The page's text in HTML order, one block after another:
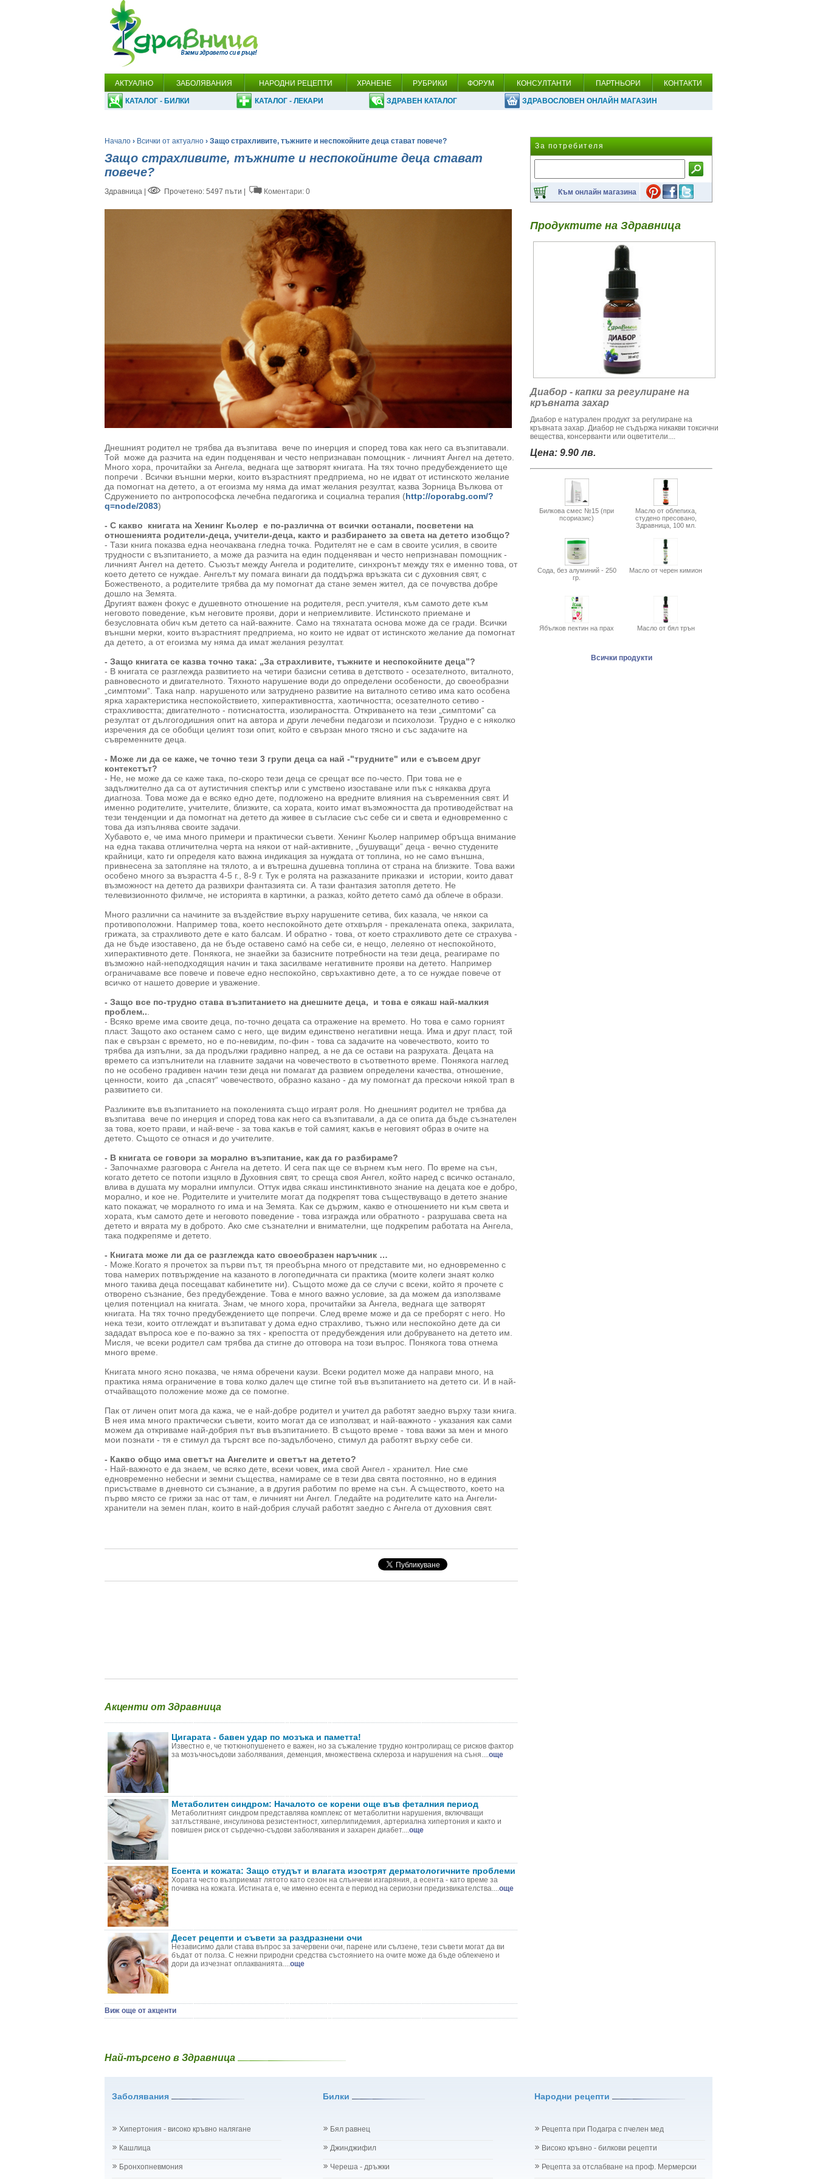
АКТУАЛНО ЗАБОЛЯВАНИЯ НАРОДНИ РЕЦЕПТИ ХРАНЕНЕ РУБРИКИ ФОРУМ КОНСУЛТАНТИ ПАРТНЬОРИ КОНТАКТИ
КАТАЛОГ - БИЛКИ КАТАЛОГ - ЛЕКАРИ ЗДРАВЕН КАТАЛОГ ЗДРАВОСЛОВЕН ОНЛАЙН МАГАЗИН
Начало › Всички от актуално › Защо страхливите, тъжните и неспокойните деца стават повече?
Защо страхливите, тъжните и неспокойните деца стават
повече?
Здравница Прочетено: 5497 пъти | Коментари: 0
Днешният родител не трябва да възпитава вече по инерция и според това как него са възпитавали.
Той може да разчита на един подценяван и често непризнаван помощник - личният Ангел на детето.
Много хора, прочитайки за Ангела, веднага ще затворят книгата. На тях точно предубеждението ще
попречи . Всички външни мерки, които възрастният предприема, но не идват от истинското желание
да помогнат на детето, а от егоизма му няма да имат желания резултат, казва Зорница Вълкова от
Сдружението по антропософска лечебна педагогика и социална терапия (http://oporabg.com/?
q=node/2083)
- С какво книгата на Хенинг Кьолер е по-различна от всички останали, посветени на
отношенията родители-деца, учители-деца, както и разбирането за света на детето изобщо?
- Тази книга показва една неочаквана гледна точка. Родителят не е сам в своите усилия, в своите
трудности с възпитанието, а може да разчита на един подценяван и често непризнаван помощник -
личният Ангел на детето. Съюзът между Ангела и родителите, синхронът между тях е именно това, от
което детето се нуждае. Ангелът му помага винаги да поддържа връзката си с духовния свят, с
Божественото, а родителите трябва да му помогнат да стане земен жител, да се почувства добре
дошло на Земята.
Другият важен фокус е душевното отношение на родителя, респ.учителя, към самото дете към
неговото поведение, към неговите прояви, дори и неприемливите. Истинското приемане и
безусловната обич към детето са най-важните. Само на тяхнатата основа може да се гради. Всички
външни мерки, които възрастният предприема, но които не идват от истинското желание да помогнат
да детето, а от егоизма му няма да имат желания резултат.
- Защо книгата се казва точно така: „За страхливите, тъжните и неспокойните деца”?
- В книгата се разглежда развитието на четири базисни сетива в детството - осезателното, виталното,
равновесното и двигателното. Тяхното нарушение води до определени особености, до своеобразни
„симптоми“. Така напр. нарушеното или затруднено развитие на виталното сетиво има като особена
ярка характеристика неспокойствието, хиперактивността, хаотичността; осезателното сетиво -
страхливостта; двигателното - потиснатостта, изолираността. Откриването на тези „симптоми“ са
резултат от дългогодишния опит на автора и други лечебни педагози и психолози. Трудно е с няколко
изречения да се обобщи целият този опит, който е свързан много тясно и със задачите на
съвременните деца.
- Може ли да се каже, че точно тези 3 групи деца са най -"трудните" или е съвсем друг
контекстът?
- Не, не може да се каже така, по-скоро тези деца се срещат все по-често. При това не е
задължително да са от аутистичния спектър или с умствено изоставане или пък с някаква друга
диагноза. Това може да е всяко едно дете, подложено на вредните влияния на съвременния свят. И
именно родителите, учителите, близките, са хората, които имат възможността да противодействат на
тези тенденции и да помогнат на детето да живее в съгласие със себе си и света и едновременно с
това да изпълнява своите задачи.
Хубавото е, че има много примери и практически съвети. Хенинг Кьолер например обръща внимание
на една такава отличителна черта на някои от най-активните, „бушуващи“ деца - вечно студените
крайници, като ги определя като важна индикация за нуждата от топлина, но не само външна,
привнесена за затопляне на тялото, а и вътрешна душевна топлина от страна на близките. Това важи
особено много за възрастта 4-5 г., 8-9 г. Тук е ролята на разказаните приказки и истории, които дават
възможност на детето да развихри фантазията си. А тази фантазия затопля детето. Не
телевизионното филмче, не историята в картинки, а разказ, който детето самó да облече в образи.
Много различни са начините за въздействие върху нарушените сетива, бих казала, че някои са
противоположни. Например това, което неспокойното дете отхвърля - прекалената опека, закрилата,
грижата, за страхливото дете е като балсам. И обратно - това, от което страхливото дете се страхува -
да не бъде изоставено, да не бъде оставено самó на себе си, е нещо, лелеяно от неспокойното,
хиперактивното дете. Понякога, не знаейки за базисните потребности на тези деца, реагираме по
възможно най-неподходящия начин и така засилваме негативните прояви на детето. Например
ограничаваме все повече и повече едно неспокойно, свръхактивно дете, а то се нуждае повече от
всичко от нашето доверие и уважение.
- Защо все по-трудно става възпитанието на днешните деца, и това е сякаш най-малкия
проблем..
- Всяко време има своите деца, по-точно децата са отражение на времето. Но това е само горният
пласт. Защото ако останем само с него, ще видим единствено негативни неща. Има и друг пласт, той
пак е свързан с времето, но е по-невидим, по-фин - това са задачите на човечеството, които то
трябва да изпълни, за да продължи градивно напред, а не да се остави на разрухата. Децата на
времето са изпълнители на главните задачи на човечеството в съответното време. Понякога наглед
по не особено градивен начин тези деца ни помагат да развием определени качества, отношение,
ценности, които да „спасят“ човечеството, образно казано - да му помогнат да прескочи някой трап в
развитието си.
Разликите във възпитанието на поколенията също играят роля. Но днешният родител не трябва да
възпитава вече по инерция и според това как него са възпитавали, а да се опита да бъде съзнателен
за това, което прави, и най-вече - за това какъв е той самият, какъв е неговият образ в очите на
детето. Същото се отнася и до учителите.
- В книгата се говори за морално възпитание, как да го разбираме?
- Започнахме разговора с Ангела на детето. И сега пак ще се върнем към него. По време на сън,
когато детето се потопи изцяло в Духовния свят, то среща своя Ангел, който наред с всичко останало,
влива в душата му морални импулси. Оттук идва сякаш инстинктивното знание на децата кое е добро,
морално, и кое не. Родителите и учителите могат да подкрепят това съществуващо в детето знание
като покажат, че моралното го има и на Земята. Как се държим, какво е отношението ни към света и
хората, към самото дете и неговото поведение - това изгражда или обратното - разрушава света на
детето и вярата му в доброто. Ако сме съзнателни и внимателни, ще подкрепим работата на Ангела,
така подкрепяме и детето.
- Книгата може ли да се разглежда като своеобразен наръчник …
- Може.Когато я прочетох за първи път, тя преобърна много от представите ми, но едновременно с
това намерих потвърждение на казаното в логопедичната си практика (моите колеги знаят колко
много такива деца посещават кабинетите ни). Същото може да се случи с всеки, който я прочете с
отворено съзнание, без предубеждение. Това е много важно условие, за да можем да използваме
целия потенциал на книгата. Знам, че много хора, прочитайки за Ангела, веднага ще затворят
книгата. На тях точно предубеждението ще попречи. След време може и да се преборят с него. Но
нека тези, които отглеждат и възпитават у дома едно страхливо, тъжно или неспокойно дете да си
зададат въпроса кое е по-важно за тях - крепостта от предубеждения или добруването на детето им.
Мисля, че всеки родител сам трябва да стигне до отговора на този въпрос. Понякога това отнема
много време.
Книгата много ясно показва, че няма обречени каузи. Всеки родител може да направи много, на
практика няма ограничение в това колко далеч ще стигне той във възпитанието на детето си. И в най-
отчайващото положение може да се помогне.
Пак от личен опит мога да кажа, че е най-добре родител и учител да работят заедно върху тази книга.
В нея има много практически съвети, които могат да се използват, и най-важното - указания как сами
можем да откриваме най-добрия път във възпитанието. В същото време - това важи за мен и много
мои познати - тя е стимул да търсят все по-задълбочено, стимул да работят върху себе си.
- Какво общо има светът на Ангелите и светът на детето?
- Най-важното е да знаем, че всяко дете, всеки човек, има свой Ангел - хранител. Ние сме
едновременно небесни и земни същества, намираме се в тези два свята постоянно, но в единия
присъстваме в дневното си съзнание, а в другия работим по време на сън. А съществото, което на
първо място се грижи за нас от там, е личният ни Ангел. Гледайте на родителите като на Ангели-
хранители на земен план, които в най-добрия случай работят заедно с Ангела от духовния свят.
Акценти от Здравница
Цигарата - бавен удар по мозъка и паметта!
Известно е, че тютюнопушенето е важен, но за съжаление трудно контролиращ се рисков фактор
за мозъчносъдови заболявания, деменция, множествена склероза и нарушения на съня....още
Метаболитен синдром: Началото се корени още във феталния период
Метаболитният синдром представлява комплекс от метаболитни нарушения, включващи
затлъстяване, инсулинова резистентност, хиперлипидемия, артериална хипертония и както и
повишен риск от сърдечно-съдови заболявания и захарен диабет....още
Есента и кожата: Защо студът и влагата изострят дерматологичните проблеми
Хората често възприемат лятото като сезон на слънчеви изгаряния, а есента - като време за
почивка на кожата. Истината е, че именно есента е период на сериозни предизвикателства....още
Десет рецепти и съвети за раздразнени очи
Независимо дали става въпрос за зачервени очи, парене или сълзене, тези съвети могат да ви
бъдат от полза. С нежни природни средства състоянието на очите може да бъде облекчено и
дори да изчезнат оплакванията....още
Виж още от акценти
За потребителя
Към онлайн магазина
Продуктите на Здравница
Диабор - капки за регулиране на
кръвната захар
Диабор е натурален продукт за регулиране на
кръвната захар. Диабор не съдържа никакви токсични
вещества, консерванти или оцветители....
Цена: 9.90 лв.
Билкова смес №15 (при
псориазис)
Масло от облепиха,
студено пресовано,
Здравница, 100 мл.
Сода, без алуминий - 250
гр.
Масло от черен кимион
Ябълков пектин на прах Масло от бял трън
Всички продукти
Най-търсено в Здравница
Заболявания Билки Народни рецепти
Хипертония - високо кръвно налягане
Кашлица
Бронхопневмония
Бял равнец
Джинджифил
Череша - дръжки
Рецепта при Подагра с пчелен мед
Високо кръвно - билкови рецепти
Рецепта за отслабване на проф. Мермерски